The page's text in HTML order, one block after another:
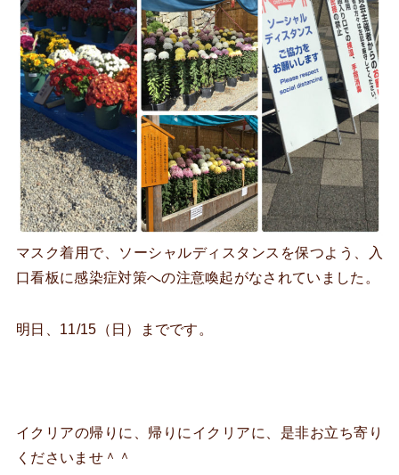
マスク着用で、ソーシャルディスタンスを保つよう、入
口看板に感染症対策への注意喚起がなされていました。
明日、11/15（日）までです。
イクリアの帰りに、帰りにイクリアに、是非お立ち寄り
くださいませ＾＾